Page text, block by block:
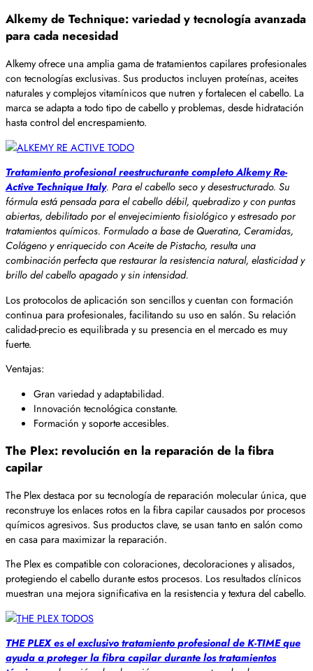
Alkemy de Technique: variedad y tecnología avanzada
para cada necesidad
Alkemy ofrece una amplia gama de tratamientos capilares profesionales
con tecnologías exclusivas. Sus productos incluyen proteínas, aceites
naturales y complejos vitamínicos que nutren y fortalecen el cabello. La
marca se adapta a todo tipo de cabello y problemas, desde hidratación
hasta control del encrespamiento.
Tratamiento profesional reestructurante completo Alkemy Re-
Active Technique Italy. Para el cabello seco y desestructurado. Su
fórmula está pensada para el cabello débil, quebradizo y con puntas
abiertas, debilitado por el envejecimiento fisiológico y estresado por
tratamientos químicos. Formulado a base de Queratina, Ceramidas,
Colágeno y enriquecido con Aceite de Pistacho, resulta una
combinación perfecta que restaurar la resistencia natural, elasticidad y
brillo del cabello apagado y sin intensidad.
Los protocolos de aplicación son sencillos y cuentan con formación
continua para profesionales, facilitando su uso en salón. Su relación
calidad-precio es equilibrada y su presencia en el mercado es muy
fuerte.
Ventajas:
Gran variedad y adaptabilidad.
Innovación tecnológica constante.
Formación y soporte accesibles.
The Plex: revolución en la reparación de la fibra
capilar
The Plex destaca por su tecnología de reparación molecular única, que
reconstruye los enlaces rotos en la fibra capilar causados por procesos
químicos agresivos. Sus productos clave, se usan tanto en salón como
en casa para maximizar la reparación.
The Plex es compatible con coloraciones, decoloraciones y alisados,
protegiendo el cabello durante estos procesos. Los resultados clínicos
muestran una mejora significativa en la resistencia y textura del cabello.
THE PLEX es el exclusivo tratamiento profesional de K-TIME que
ayuda a proteger la fibra capilar durante los tratamientos